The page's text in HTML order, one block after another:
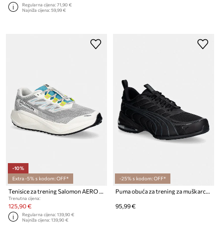
Regularna cijena:71,90 €
Najniža cijena:59,99 €
-10%
Extra -5% s kodom: OFF*
Tenisice za trening Salomon AERO BLAZE 3 GRVL
Trenutna cijena:
125,90 €
Regularna cijena:139,90 €
Najniža cijena:139,90 €
-25% s kodom: OFF*
Puma obuća za trening za muškarce Voltra
95,99 €